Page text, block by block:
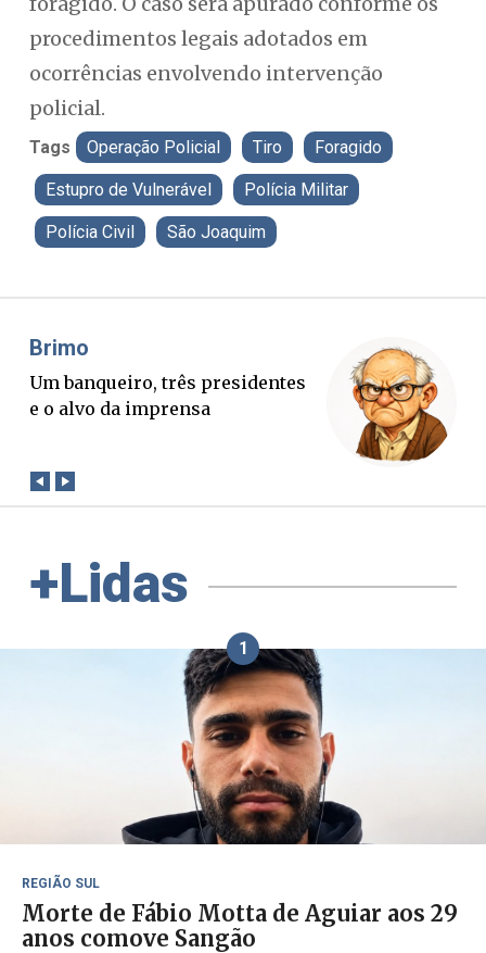
procedimentos legais adotados em
ocorrências envolvendo intervenção
policial.
Tags Operação Policial Tiro Foragido
Estupro de Vulnerável Polícia Militar
Polícia Civil São Joaquim
Misael Elias
O Boato corre mais rápido que a
verdade. Mas quem paga a
+Lidas
1
REGIÃO SUL
Morte de Fábio Motta de Aguiar aos 29
anos comove Sangão